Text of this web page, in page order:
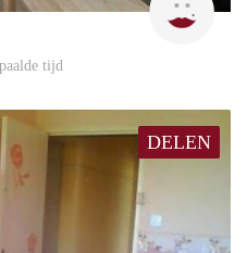
tijd
DELEN